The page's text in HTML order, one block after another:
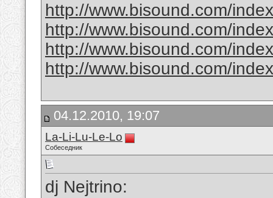
http://www.bisound.com/
http://www.bisound.com/
http://www.bisound.com/
http://www.bisound.com/
04.12.2010, 19:07
La-Li-Lu-Le-Lo
Собеседник
dj Nejtrino: